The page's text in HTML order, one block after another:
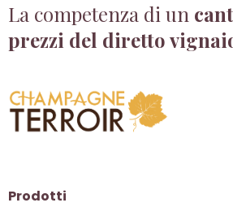
La competenza di un
prezzi del diretto
Prodotti